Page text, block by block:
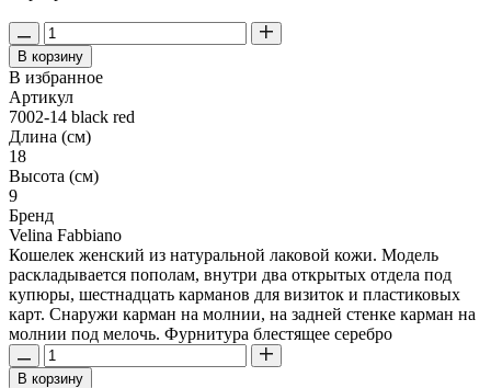
В корзину
В избранное
Артикул
7002-14 black red
Длина (см)
18
Высота (см)
9
Бренд
Velina Fabbiano
Кошелек женский из натуральной лаковой кожи. Модель
раскладывается пополам, внутри два открытых отдела под
купюры, шестнадцать карманов для визиток и пластиковых
карт. Снаружи карман на молнии, на задней стенке карман на
молнии под мелочь. Фурнитура блестящее серебро
В корзину